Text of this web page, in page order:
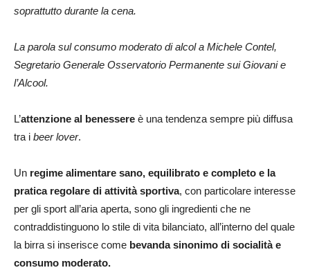
soprattutto durante la cena.
La parola sul consumo moderato di alcol a Michele Contel,
Segretario Generale Osservatorio Permanente sui Giovani e
l’Alcool.
L’attenzione al benessere è una tendenza sempre più diffusa
tra i beer lover.
Un regime alimentare sano, equilibrato e completo e la
pratica regolare di attività sportiva, con particolare interesse
per gli sport all’aria aperta, sono gli ingredienti che ne
contraddistinguono lo stile di vita bilanciato, all’interno del quale
la birra si inserisce come bevanda sinonimo di socialità e
consumo moderato.